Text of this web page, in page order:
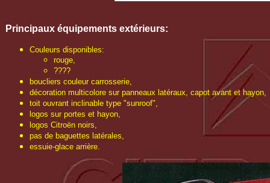
Principaux équipements extérieurs:
Couleurs disponibles:
rouge,
????
boucliers couleur carrosserie,
décoration multicolore sur panneaux latéraux, capot avant et hayon,
toit ouvrant inclinable type "sunroof",
logos sur portes et hayon,
logos Citroën noirs,
pas de baguettes latérales,
essuie-glace arrière.